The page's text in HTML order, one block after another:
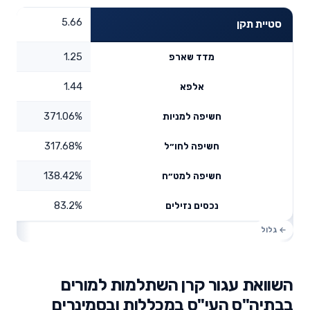
סטיית תקן 5.66
מדד שארפ 1.25
אלפא 1.44
חשיפה למניות 371.06%
חשיפה לחו״ל 317.68%
חשיפה למט״ח 138.42%
נכסים נזילים 83.2%
השוואת עגור קרן השתלמות למורים
בבתיה"ס העי"ס במכללות ובסמינרים